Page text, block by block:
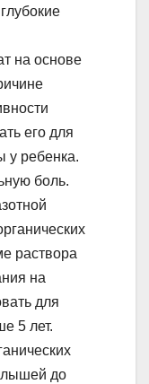
на основе
его для
у ребенка.
боль.
раствора
на
для
5 лет.
до